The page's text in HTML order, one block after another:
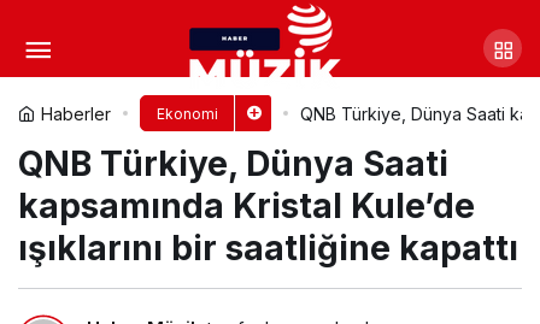
Haberler Ekonomi QNB Türkiye, Dünya Saati
QNB Türkiye, Dünya Saati
kapsamında Kristal Kule’de
ışıklarını bir saatliğine kapattı
Vodafone, 1 Nisan’da 81 İl ve
922 İlçede 5G Sinyalini Aynı Anda
Verecek
Yorum Yap